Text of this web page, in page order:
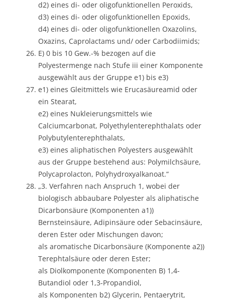
d2) eines di- oder oligofunktionellen Peroxids,
d3) eines di- oder oligofunktionellen Epoxids,
d4) eines di- oder oligofunktionellen Oxazolins,
Oxazins, Caprolactams und/ oder Carbodiimids;
E) 0 bis 10 Gew.-% bezogen auf die
Polyestermenge nach Stufe iii einer Komponente
ausgewählt aus der Gruppe e1) bis e3)
e1) eines Gleitmittels wie Erucasäureamid oder
ein Stearat,
e2) eines Nukleierungsmittels wie
Calciumcarbonat, Polyethylenterephthalats oder
Polybutylenterephthalats,
e3) eines aliphatischen Polyesters ausgewählt
aus der Gruppe bestehend aus: Polymilchsäure,
Polycaprolacton, Polyhydroxyalkanoat.“
„3. Verfahren nach Anspruch 1, wobei der
biologisch abbaubare Polyester als aliphatische
Dicarbonsäure (Komponenten a1))
Bernsteinsäure, Adipinsäure oder Sebacinsäure,
deren Ester oder Mischungen davon;
als aromatische Dicarbonsäure (Komponente a2))
Terephtalsäure oder deren Ester;
als Diolkomponente (Komponenten B) 1,4-
Butandiol oder 1,3-Propandiol,
als Komponenten b2) Glycerin, Pentaerytrit,